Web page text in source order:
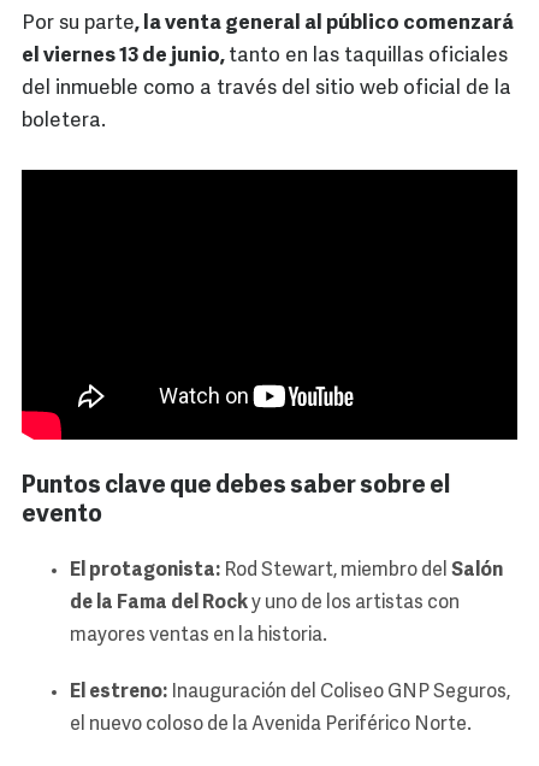
Por su parte, la venta general al público comenzará
el viernes 13 de junio, tanto en las taquillas oficiales
del inmueble como a través del sitio web oficial de la
boletera.
Puntos clave que debes saber sobre el
evento
El protagonista: Rod Stewart, miembro del Salón
de la Fama del Rocky uno de los artistas con
mayores ventas en la historia.
El estreno: Inauguración del Coliseo GNP Seguros,
el nuevo coloso de la Avenida Periférico Norte.